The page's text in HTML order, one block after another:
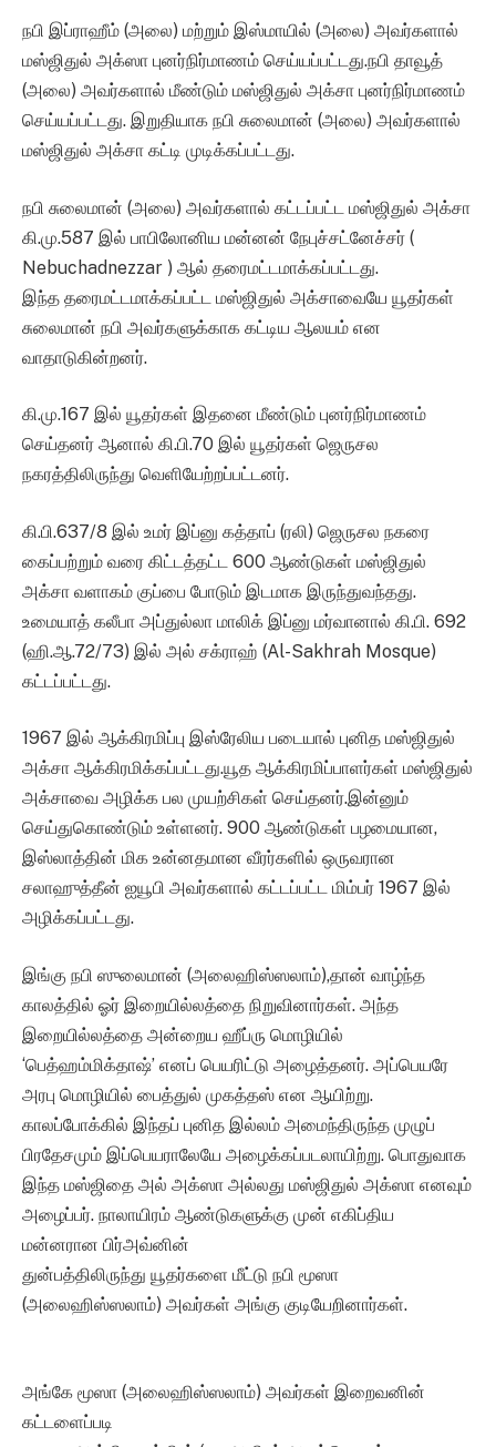
நபி இப்ராஹீம் (அலை) மற்றும் இஸ்மாயில் (அலை) அவர்களால்
மஸ்ஜிதுல் அக்ஸா புனர்நிர்மாணம் செய்யப்பட்டது.நபி தாவூத்
(அலை) அவர்களால் மீண்டும் மஸ்ஜிதுல் அக்சா புனர்நிர்மாணம்
செய்யப்பட்டது. இறுதியாக நபி சுலைமான் (அலை) அவர்களால்
மஸ்ஜிதுல் அக்சா கட்டி முடிக்கப்பட்டது.
நபி சுலைமான் (அலை) அவர்களால் கட்டப்பட்ட மஸ்ஜிதுல் அக்சா
கி.மு.587 இல் பாபிலோனிய மன்னன் நேபுச்சட்னேச்சர் (
Nebuchadnezzar ) ஆல் தரைமட்டமாக்கப்பட்டது.
இந்த தரைமட்டமாக்கப்பட்ட மஸ்ஜிதுல் அக்சாவையே யூதர்கள்
சுலைமான் நபி அவர்களுக்காக கட்டிய ஆலயம் என
வாதாடுகின்றனர்.
கி.மு.167 இல் யூதர்கள் இதனை மீண்டும் புனர்நிர்மாணம்
செய்தனர் ஆனால் கி.பி.70 இல் யூதர்கள் ஜெருசல
நகரத்திலிருந்து வெளியேற்றப்பட்டனர்.
கி.பி.637/8 இல் உமர் இப்னு கத்தாப் (ரலி) ஜெருசல நகரை
கைப்பற்றும் வரை கிட்டத்தட்ட 600 ஆண்டுகள் மஸ்ஜிதுல்
அக்சா வளாகம் குப்பை போடும் இடமாக இருந்துவந்தது.
உமையாத் கலீபா அப்துல்லா மாலிக் இப்னு மர்வானால் கி.பி. 692
(ஹி.ஆ.72/73) இல் அல் சக்ராஹ் (Al-Sakhrah Mosque)
கட்டப்பட்டது.
1967 இல் ஆக்கிரமிப்பு இஸ்ரேலிய படையால் புனித மஸ்ஜிதுல்
அக்சா ஆக்கிரமிக்கப்பட்டது.யூத ஆக்கிரமிப்பாளர்கள் மஸ்ஜிதுல்
அக்சாவை அழிக்க பல முயற்சிகள் செய்தனர்.இன்னும்
செய்துகொண்டும் உள்ளனர். 900 ஆண்டுகள் பழமையான,
இஸ்லாத்தின் மிக உன்னதமான வீரர்களில் ஒருவரான
சலாஹுத்தீன் ஐயூபி அவர்களால் கட்டப்பட்ட மிம்பர் 1967 இல்
அழிக்கப்பட்டது.
இங்கு நபி ஸுலைமான் (அலைஹிஸ்ஸலாம்),தான் வாழ்ந்த
காலத்தில் ஓர் இறையில்லத்தை நிறுவினார்கள். அந்த
இறையில்லத்தை அன்றைய ஹீப்ரு மொழியில்
‘பெத்ஹம்மிக்தாஷ்’ எனப் பெயரிட்டு அழைத்தனர். அப்பெயரே
அரபு மொழியில் பைத்துல் முகத்தஸ் என ஆயிற்று.
காலப்போக்கில் இந்தப் புனித இல்லம் அமைந்திருந்த முழுப்
பிரதேசமும் இப்பெயராலேயே அழைக்கப்படலாயிற்று. பொதுவாக
இந்த மஸ்ஜிதை அல் அக்ஸா அல்லது மஸ்ஜிதுல் அக்ஸா எனவும்
அழைப்பர். நாலாயிரம் ஆண்டுகளுக்கு முன் எகிப்திய
மன்னரான பிர்அவ்னின்
துன்பத்திலிருந்து யூதர்களை மீட்டு நபி மூஸா
(அலைஹிஸ்ஸலாம்) அவர்கள் அங்கு குடியேறினார்கள்.
அங்கே மூஸா (அலைஹிஸ்ஸலாம்) அவர்கள் இறைவனின்
கட்டளைப்படி